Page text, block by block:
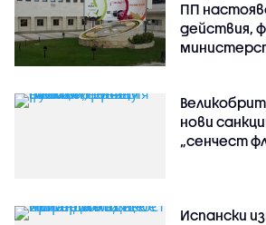
ПП
действия,
нови
„сенчест
Испански